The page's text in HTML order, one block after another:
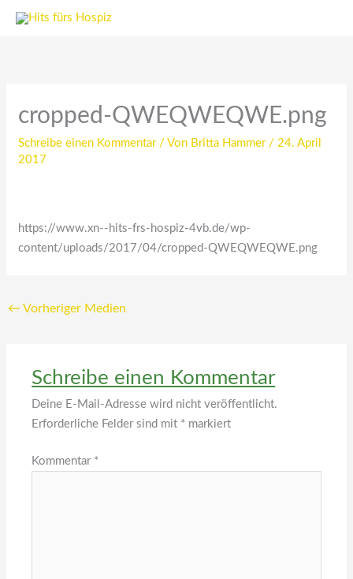
Zum
cropped-QWEQWEQWE.png
Schreibe einen Kommentar / Von Britta Hammer / 24. April
2017
https://www.xn--hits-frs-hospiz-4vb.de/wp-
content/uploads/2017/04/cropped-QWEQWEQWE.png
← Vorheriger Medien
Schreibe einen Kommentar
Deine E-Mail-Adresse wird nicht veröffentlicht.
Erforderliche Felder sind mit * markiert
Kommentar *